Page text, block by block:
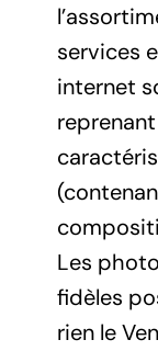
services
internet
Les
fidèles
rien le